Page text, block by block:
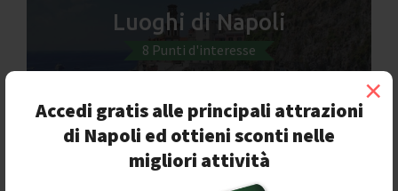
Accedi gratis alle principali attrazioni
di Napoli ed ottieni sconti nelle
migliori attività
×
Luoghi di Napoli
8 Punti d'interesse